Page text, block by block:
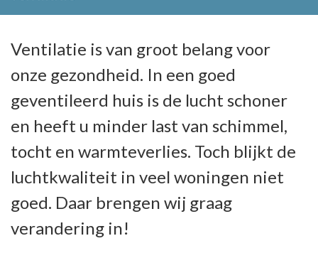
Ventilatie is van groot belang voor
onze gezondheid. In een goed
geventileerd huis is de lucht schoner
en heeft u minder last van schimmel,
tocht en warmteverlies. Toch blijkt de
luchtkwaliteit in veel woningen niet
goed. Daar brengen wij graag
verandering in!